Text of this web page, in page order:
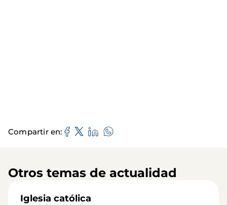
Compartir en
Otros temas de actualidad
Iglesia católica